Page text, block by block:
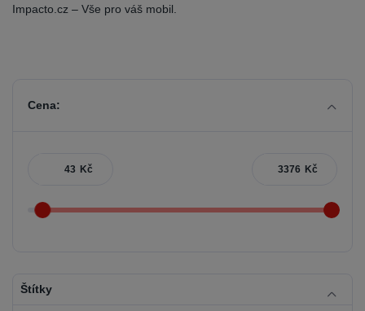
Impacto.cz – Vše pro váš mobil.
Cena:
Kč Kč
Štítky